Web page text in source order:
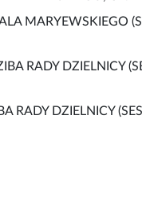
MARYEWSKIEGO
RADY DZIELNICY
RADY DZIELNICY